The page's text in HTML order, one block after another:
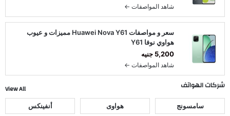
شاهد المواصفات ←
سعر و مواصفات Huawei Nova Y61 مميزات و عيوب
هواوي نوفا Y61
5,200 جنيه
شاهد المواصفات ←
شركات الهواتف View All
سامسونج هواوى أنفينكس